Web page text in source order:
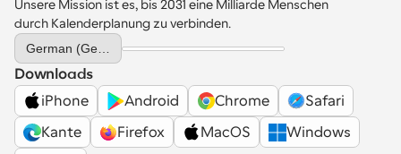
Unsere Mission ist es, bis 2031 eine Milliarde Menschen
durch Kalenderplanung zu verbinden.
Select Language
Downloads
iPhone
Android Chrome
Safari
Kante
Firefox MacOS
Windows